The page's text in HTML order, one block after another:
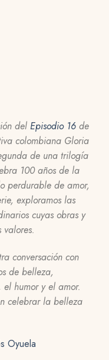
del Episodio 16 de
colombiana Gloria
de una trilogía
100 años de la
perdurable de amor,
exploramos las
cuyas obras y
valores.
conversación con
de belleza,
el humor y el amor.
celebrar la belleza
Oyuela